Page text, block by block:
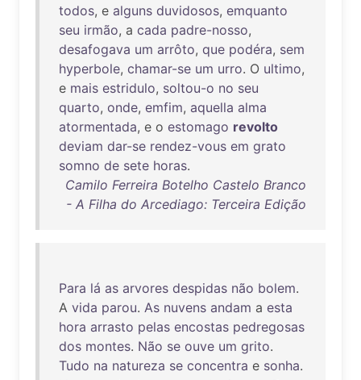
todos, e alguns duvidosos, emquanto
seu irmão, a cada padre-nosso,
desafogava um arrôto, que podéra, sem
hyperbole, chamar-se um urro. O ultimo,
e mais estridulo, soltou-o no seu
quarto, onde, emfim, aquella alma
atormentada, e o estomago revolto
deviam dar-se rendez-vous em grato
somno de sete horas.
Camilo Ferreira Botelho Castelo Branco
- A Filha do Arcediago: Terceira Edição
Para lá as arvores despidas não bolem.
A vida parou. As nuvens andam a esta
hora arrasto pelas encostas pedregosas
dos montes. Não se ouve um grito.
Tudo na natureza se concentra e sonha.